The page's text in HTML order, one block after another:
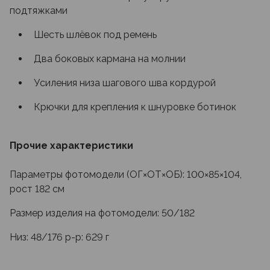
подтяжками
Шесть шлёвок под ремень
Два боковых кармана на молнии
Усиления низа шагового шва кордурой
Крючки для крепления к шнуровке ботинок
Прочие характеристики
Параметры фотомодели (ОГ×ОТ×ОБ): 100×85×104,
рост 182 см
Размер изделия на фотомодели: 50/182
Низ: 48/176 р-р: 629 г